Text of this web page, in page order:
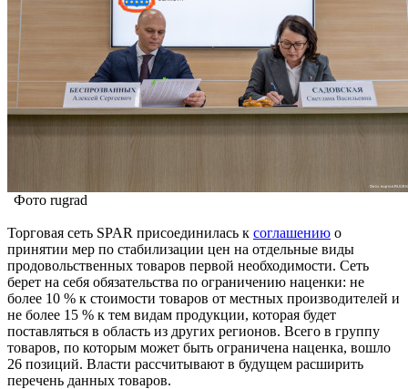
Фото rugrad
Торговая сеть SPAR присоединилась к соглашению о
принятии мер по стабилизации цен на отдельные виды
продовольственных товаров первой необходимости. Сеть
берет на себя обязательства по ограничению наценки: не
более 10 % к стоимости товаров от местных производителей и
не более 15 % к тем видам продукции, которая будет
поставляться в область из других регионов. Всего в группу
товаров, по которым может быть ограничена наценка, вошло
26 позиций. Власти рассчитывают в будущем расширить
перечень данных товаров.